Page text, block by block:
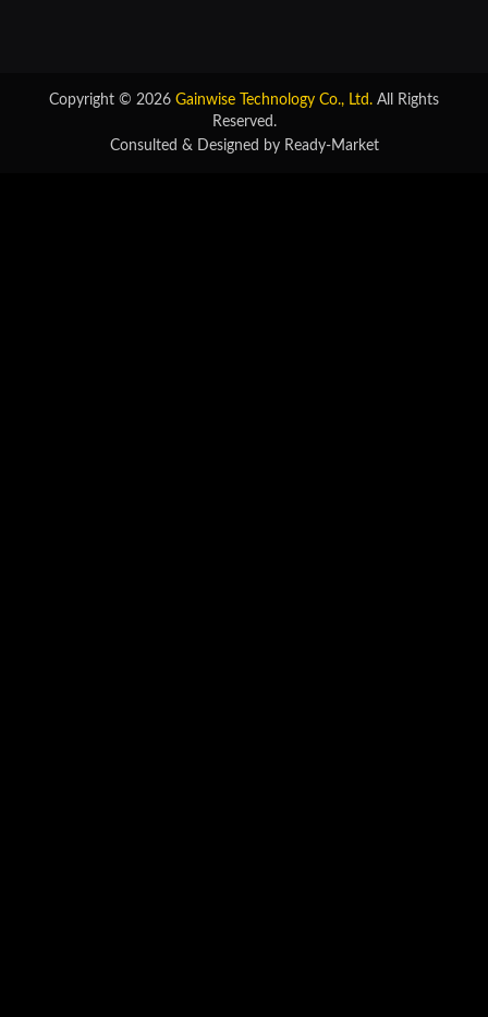
Copyright © 2026 Gainwise Technology Co., Ltd. All Rights
Reserved.
Consulted & Designed by Ready-Market